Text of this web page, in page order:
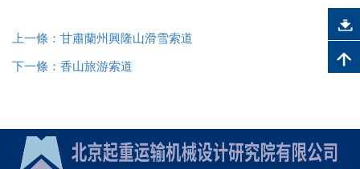
上一條：甘肅蘭州興隆山滑雪索道
下一條：香山旅游索道